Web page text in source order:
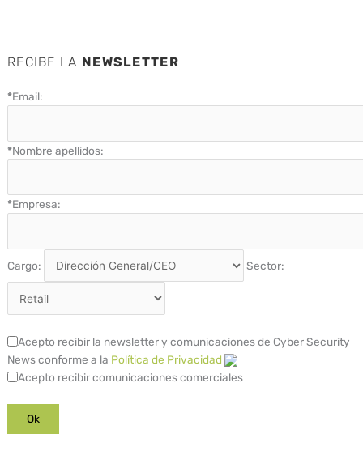
RECIBE LA NEWSLETTER
*Email:
*Nombre apellidos:
*Empresa:
Cargo: Sector:
Acepto recibir la newsletter y comunicaciones de Cyber Security
News conforme a la Política de Privacidad
Acepto recibir comunicaciones comerciales